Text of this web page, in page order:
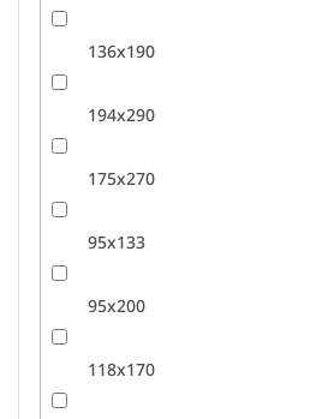
136x190
194x290
175x270
95x133
95x200
118x170